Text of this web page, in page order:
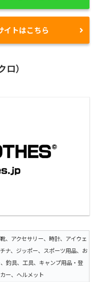
イトはこちら
）
、アクセサリー、時計、アイウェ
ナ、ジッポー、スポーツ用品、お
釣具、工具、キャンプ用品・登
ー、ヘルメット